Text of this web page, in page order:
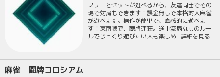
フリーとセットが選べるから、友達同士でその
場で対局もできます！課金無しで本格対人麻雀
が遊べます。操作が簡単で、直感的に遊べま
す！東南戦で、聴牌連荘。途中流局なしのルー
ルでじっくり遊びたい人も楽しめ...詳細を見る
麻雀 闘牌コロシアム